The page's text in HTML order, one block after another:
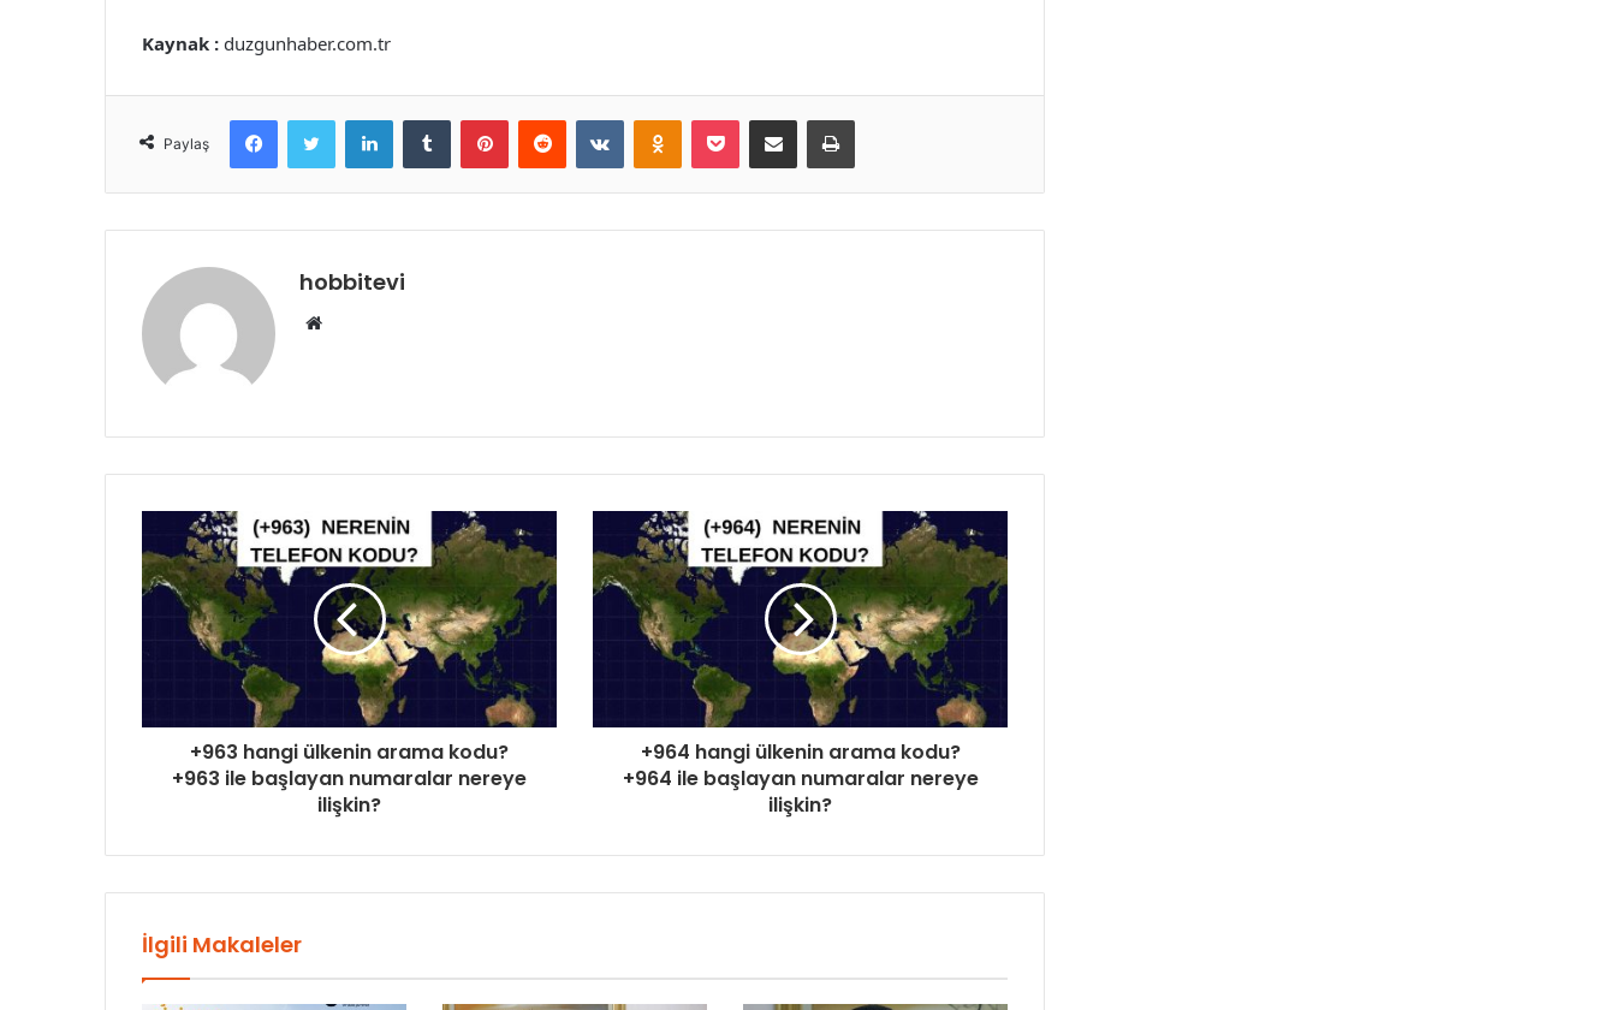
Kaynak : duzgunhaber.com.tr
Paylaş
FacebookTwitter LinkedInTumblr PinterestReddit VKontakteOdnoklassniki
Pocket E-Posta ile paylaş Yazdır
hobbitevi
Web
+963 hangi ülkenin arama kodu?
+963 ile başlayan numaralar nereye
ilişkin?
+964 hangi ülkenin arama kodu?
+964 ile başlayan numaralar nereye
ilişkin?
İlgili Makaleler